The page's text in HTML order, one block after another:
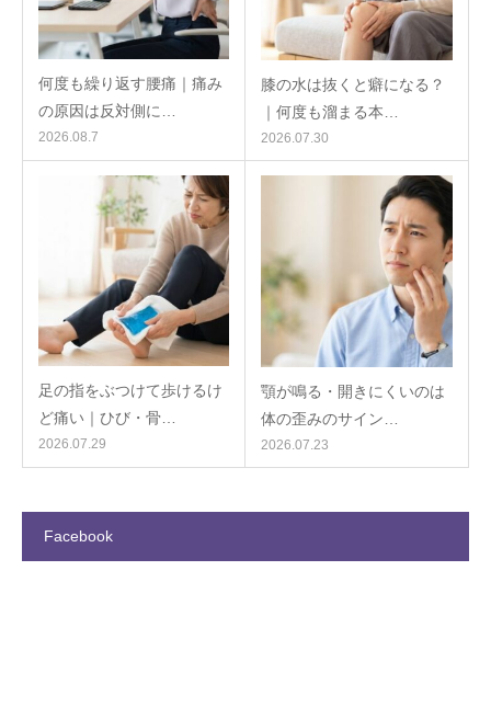
何度も繰り返す腰痛｜痛み
の原因は反対側に…
2026.08.7
膝の水は抜くと癖になる？
｜何度も溜まる本…
2026.07.30
足の指をぶつけて歩けるけ
ど痛い｜ひび・骨…
2026.07.29
顎が鳴る・開きにくいのは
体の歪みのサイン…
2026.07.23
Facebook